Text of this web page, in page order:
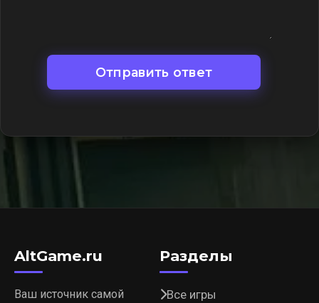
Отправить ответ
AltGame.ru
Ваш источник самой
Разделы
Все игры